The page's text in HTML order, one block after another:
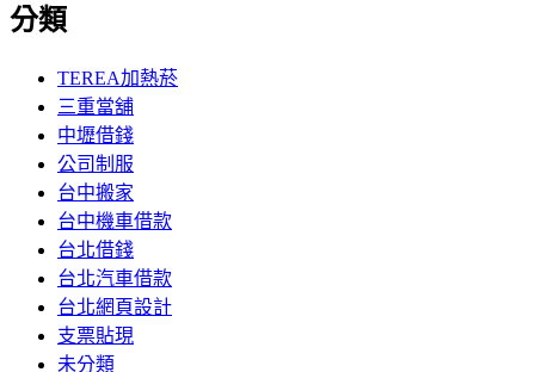
分類
TEREA加熱菸
三重當舖
中壢借錢
公司制服
台中搬家
台中機車借款
台北借錢
台北汽車借款
台北網頁設計
支票貼現
未分類